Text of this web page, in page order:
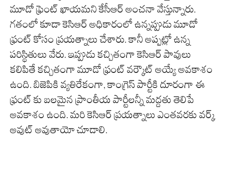
మూడో ఫ్రెంట్ ఖాయమని కేసీఆర్ అంచనా వేస్తున్నారు.
గతంలో కూడా కెసిఆర్ అధికారంలో ఉన్నప్పుడు మూడో
ఫ్రంట్ కోసం ప్రయత్నాలు చేశారు. కానీ అప్పట్లో ఉన్న
పరిస్థితులు వేరు. ఇప్పుడు కచ్చితంగా కెసిఆర్ పావులు
కలిపితే కచ్చితంగా మూడో ఫ్రంట్ వర్కౌట్ అయ్యే అవకాశం
ఉంది. బిజెపికి వ్యతిరేకంగా, కాంగ్రెస్ పార్టీకి దూరంగా ఈ
ఫ్రంట్ కు బలమైన ప్రాంతీయ పార్టీలన్నీ మద్దతు తెలిపే
అవకాశం ఉంది. మరి కెసిఆర్ ప్రయత్నాలు ఎంతవరకు వర్క్
అవుట్ అవుతాయో చూడాలి.